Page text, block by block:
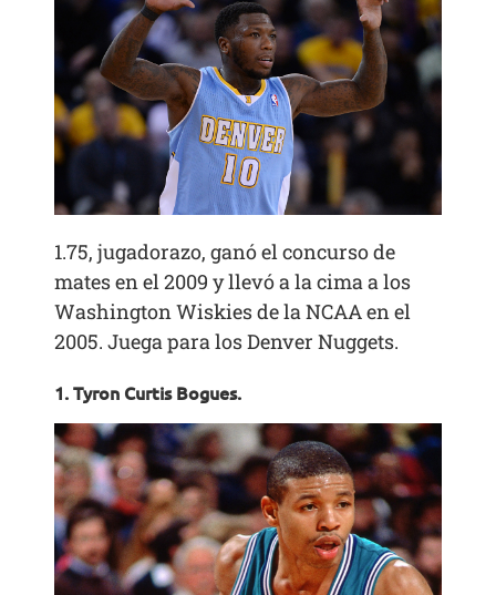
1.75, jugadorazo, ganó el concurso de
mates en el 2009 y llevó a la cima a los
Washington Wiskies de la NCAA en el
2005. Juega para los Denver Nuggets.
1. Tyron Curtis Bogues.